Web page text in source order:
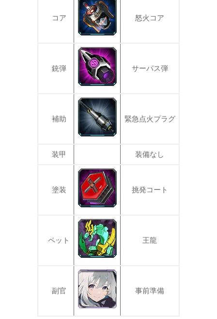
コア 怒火コア
銃弾 サーパス弾
補助 緊急点火プラグ
装甲 装備なし
塗装 挑発コート
ペット 王龍
副官 事前準備